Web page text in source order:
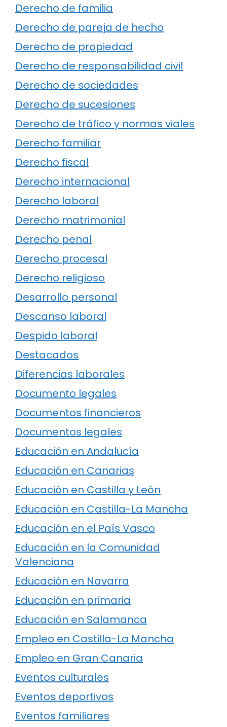
Derecho de familia
Derecho de pareja de hecho
Derecho de propiedad
Derecho de responsabilidad civil
Derecho de sociedades
Derecho de sucesiones
Derecho de tráfico y normas viales
Derecho familiar
Derecho fiscal
Derecho internacional
Derecho laboral
Derecho matrimonial
Derecho penal
Derecho procesal
Derecho religioso
Desarrollo personal
Descanso laboral
Despido laboral
Destacados
Diferencias laborales
Documento legales
Documentos financieros
Documentos legales
Educación en Andalucía
Educación en Canarias
Educación en Castilla y León
Educación en Castilla-La Mancha
Educación en el País Vasco
Educación en la Comunidad
Valenciana
Educación en Navarra
Educación en primaria
Educación en Salamanca
Empleo en Castilla-La Mancha
Empleo en Gran Canaria
Eventos culturales
Eventos deportivos
Eventos familiares